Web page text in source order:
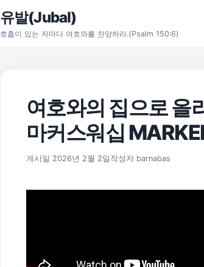
본문으로 건너뛰기
유발(Jubal)
호흡이 있는 자마다 여호와를 찬양하라.(Psalm 150:6)
여호와의 집으로 올
마커스워십
게시일 2026년 2월 2일 작성자 barnabas